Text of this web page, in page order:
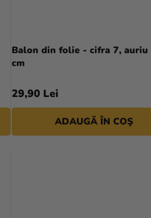
Balon din folie - cifra 7, auriu
cm
29,90 Lei
ADAUGĂ ÎN COŞ